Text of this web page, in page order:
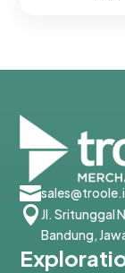

Jl. Sritunggal
Bandung,